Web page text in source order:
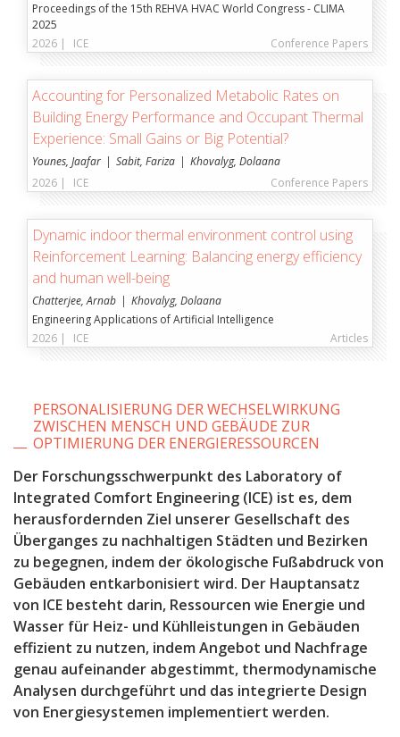
PERSONALISIERUNG DER WECHSELWIRKUNG
ZWISCHEN MENSCH UND GEBÄUDE ZUR
OPTIMIERUNG DER ENERGIERESSOURCEN
Der Forschungsschwerpunkt des Laboratory of
Integrated Comfort Engineering (ICE) ist es, dem
herausfordernden Ziel unserer Gesellschaft des
Überganges zu nachhaltigen Städten und Bezirken
zu begegnen, indem der ökologische Fußabdruck von
Gebäuden entkarbonisiert wird. Der Hauptansatz
von ICE besteht darin, Ressourcen wie Energie und
Wasser für Heiz- und Kühlleistungen in Gebäuden
effizient zu nutzen, indem Angebot und Nachfrage
genau aufeinander abgestimmt, thermodynamische
Analysen durchgeführt und das integrierte Design
von Energiesystemen implementiert werden.
Proceedings of the 15th REHVA HVAC World Congress - CLIMA
2025
2026 |
ICE Conference Papers
Accounting for Personalized Metabolic Rates on
Building Energy Performance and Occupant Thermal
Experience: Small Gains or Big Potential?
Younes, Jaafar Sabit, Fariza
Khovalyg, Dolaana
2026 |
ICE Conference Papers
Dynamic indoor thermal environment control using
Reinforcement Learning: Balancing energy efficiency
and human well-being
Chatterjee, Arnab
Khovalyg, Dolaana
Engineering Applications of Artificial Intelligence
2026 |
ICE Articles